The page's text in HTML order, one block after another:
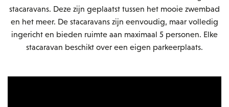
stacaravans. Deze zijn geplaatst tussen het mooie zwembad
en het meer. De stacaravans zijn eenvoudig, maar volledig
ingericht en bieden ruimte aan maximaal 5 personen. Elke
stacaravan beschikt over een eigen parkeerplaats.